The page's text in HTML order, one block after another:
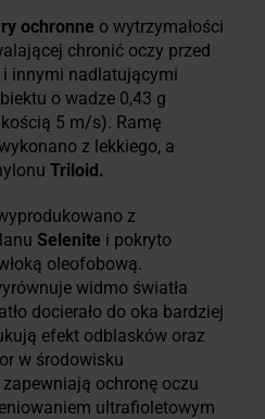
ochronne o wytrzymałości
chronić oczy przed
i innymi nadlatującymi
o wadze 0,43 g
5 m/s). Ramę
z lekkiego, a
Triloid.
z
Selenite i pokryto
oleofobową.
widmo światła
docierało do oka bardziej
efekt odblasków oraz
w środowisku
ochronę oczu
ultrafioletowym